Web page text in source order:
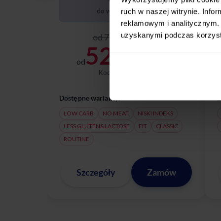
ruch w naszej witrynie.
reklamowym i
uzyskanymi podczas
do wyboru dziennie
od 75,00 zł / dzień
od52,50
Kod:
Dostępne warianty:
LOW CARB NO MEAT
NISKI INDEKS
LESS GLUTEN&LACTOSE
FIT
CLASSIC
ROUTINE
Szczegóły Zamów